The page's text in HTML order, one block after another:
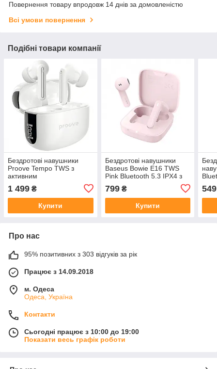
Повернення товару впродовж 14 днів за домовленістю
Всі умови повернення
Подібні товари компанії
Бездротові навушники
Proove Tempo TWS з
активним
шумозаглушенням ANC,
Bluetooth 5.4, APP, колір
білий
1 499 ₴
Купити
Бездротові навушники
Baseus Bowie E16 TWS
Pink Bluetooth 5.3 IPX4 з
799₴
Купити
до 4
549
Про нас
95% позитивних з 303 відгуків за рік
Працює з 14.09.2018
м. Одеса
Одеса, Україна
Контакти
Сьогодні працює з 10:00 до 19:00
Показати весь графік роботи